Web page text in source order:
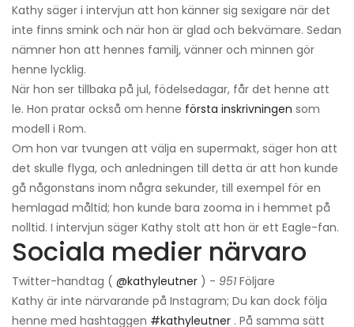
Kathy säger i intervjun att hon känner sig sexigare när det
inte finns smink och när hon är glad och bekvämare. Sedan
nämner hon att hennes familj, vänner och minnen gör
henne lycklig.
När hon ser tillbaka på jul, födelsedagar, får det henne att
le. Hon pratar också om henne första inskrivningen som
modell i Rom.
Om hon var tvungen att välja en supermakt, säger hon att
det skulle flyga, och anledningen till detta är att hon kunde
gå någonstans inom några sekunder, till exempel för en
hemlagad måltid; hon kunde bara zooma in i hemmet på
nolltid. I intervjun säger Kathy stolt att hon är ett Eagle-fan.
Sociala medier närvaro
Twitter-handtag ( @kathyleutner ) - 951 Följare
Kathy är inte närvarande på Instagram; Du kan dock följa
henne med hashtaggen #kathyleutner . På samma sätt